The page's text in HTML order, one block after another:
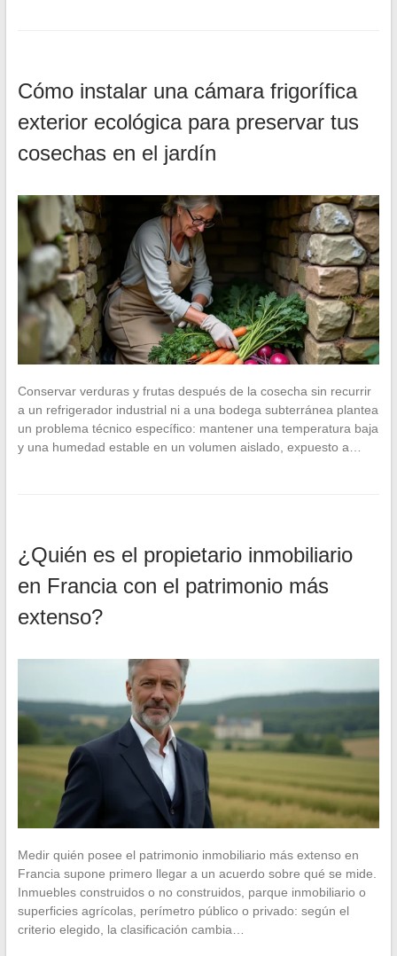
Cómo instalar una cámara frigorífica
exterior ecológica para preservar tus
cosechas en el jardín
Conservar verduras y frutas después de la cosecha sin recurrir
a un refrigerador industrial ni a una bodega subterránea plantea
un problema técnico específico: mantener una temperatura baja
y una humedad estable en un volumen aislado, expuesto a…
¿Quién es el propietario inmobiliario
en Francia con el patrimonio más
extenso?
Medir quién posee el patrimonio inmobiliario más extenso en
Francia supone primero llegar a un acuerdo sobre qué se mide.
Inmuebles construidos o no construidos, parque inmobiliario o
superficies agrícolas, perímetro público o privado: según el
criterio elegido, la clasificación cambia…